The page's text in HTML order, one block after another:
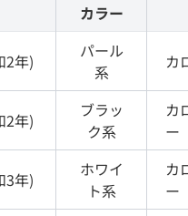
カラー
2年)
パール
系
カ
2年)
ブラッ
ク系
カ
ー
3年)
ホワイ
ト系
カ
ー